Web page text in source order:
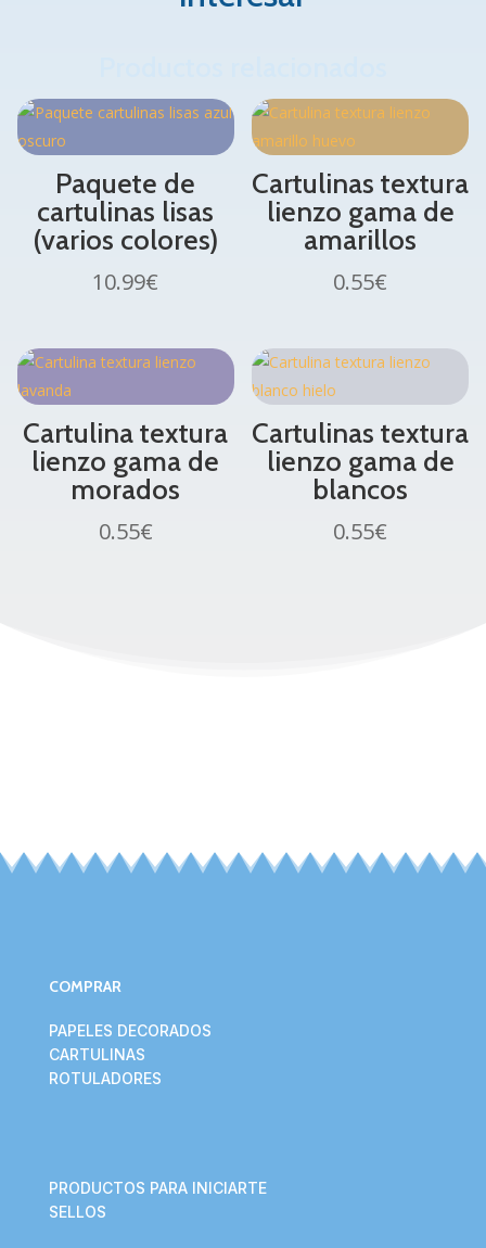
Paquete de
cartulinas lisas
(varios colores)
10.99€
Cartulinas textura
lienzo gama de
amarillos
0.55€
Cartulina textura
lienzo gama de
morados
0.55€
Cartulinas textura
lienzo gama de
blancos
0.55€
COMPRAR
PAPELES DECORADOS
CARTULINAS
ROTULADORES
PRODUCTOS PARA INICIARTE
SELLOS